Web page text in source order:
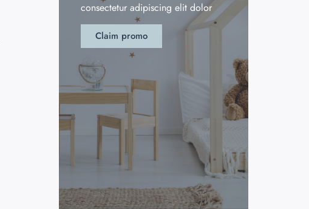
consectetur adipiscing elit dolor
Claim promo